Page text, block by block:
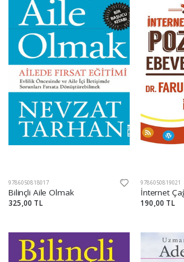
9786050818017
Bilinçli Aile Olmak
325,00 TL
9786050819021
190,00 TL